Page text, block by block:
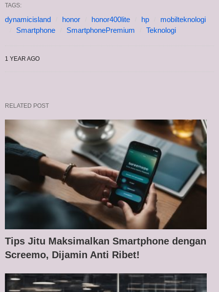
TAGS:
dynamicisland honor honor400lite hp
mobilteknologi
Smartphone
SmartphonePremium Teknologi
1 YEAR AGO
RELATED POST
Tips Jitu Maksimalkan Smartphone dengan
Screemo, Dijamin Anti Ribet!